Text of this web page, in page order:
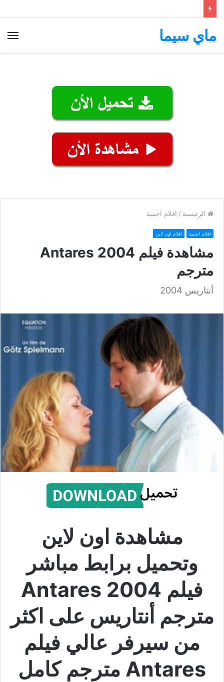
ماي سيما
الرئيسية / افلام اجنبية
افلام اجنبية افلام اون لاين
مشاهدة فيلم Antares 2004
مترجم
أنتاريس 2004
مشاهدة اون لاين
وتحميل برابط مباشر
فيلم Antares 2004
مترجم أنتاريس على اكثر
من سيرفر عالي فيلم
Antares مترجم كامل